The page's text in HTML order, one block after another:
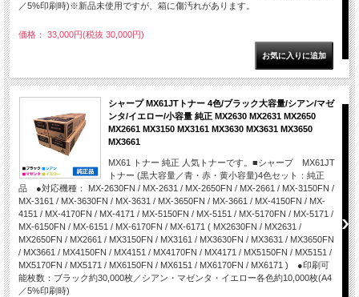
／5%印刷時)※新品未使用ですが、箱に傷汚れがあります。
価格： 33,000円(税抜 30,000円)
シャープ MX61JTトナー 4色/ブラック大容量/シアン/マゼ
ンタ/イエロー/小容量 純正 MX2630 MX2631 MX2650
MX2661 MX3150 MX3161 MX3630 MX3631 MX3650
MX3661
MX61 トナー 純正 人気トナーです。■シャープ MX61JT
トナー (黒大容量／青・赤・黄小容量)4色セット：純正
品 ●対応機種： MX-2630FN / MX-2631 / MX-2650FN / MX-2661 / MX-3150FN /
MX-3161 / MX-3630FN / MX-3631 / MX-3650FN / MX-3661 / MX-4150FN / MX-
4151 / MX-4170FN / MX-4171 / MX-5150FN / MX-5151 / MX-5170FN / MX-5171 /
MX-6150FN / MX-6151 / MX-6170FN / MX-6171 ( MX2630FN / MX2631 /
MX2650FN / MX2661 / MX3150FN / MX3161 / MX3630FN / MX3631 / MX3650FN
/ MX3661 / MX4150FN / MX4151 / MX4170FN / MX4171 / MX5150FN / MX5151 /
MX5170FN / MX5171 / MX6150FN / MX6151 / MX6170FN / MX6171 ) ●印刷可
能枚数：ブラック約30,000枚／シアン・マゼンタ・イエロー各色約10,000枚(A4
／5%印刷時)